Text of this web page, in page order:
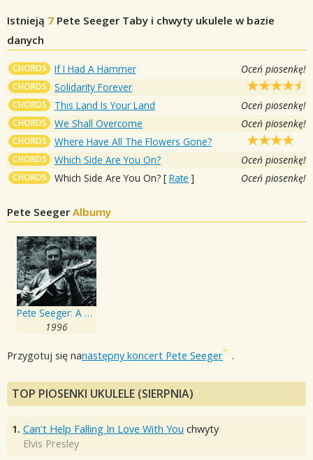
Istnieją 7 Pete Seeger Taby i chwyty ukulele w bazie
danych
CHORDS If I Had A Hammer Oceń piosenkę!
CHORDS Solidarity Forever
CHORDS This Land Is Your Land Oceń piosenkę!
CHORDS We Shall Overcome Oceń piosenkę!
CHORDS Where Have All The Flowers Gone?
CHORDS Which Side Are You On? Oceń piosenkę!
CHORDS Which Side Are You On? [ Rate ] Oceń piosenkę!
Pete Seeger Albumy
Pete Seeger: A Link In The Chain
1996
Przygotuj się nanastępny koncert Pete Seeger .
TOP PIOSENKI UKULELE (SIERPNIA)
1. Can't Help Falling In Love With You chwyty
Elvis Presley